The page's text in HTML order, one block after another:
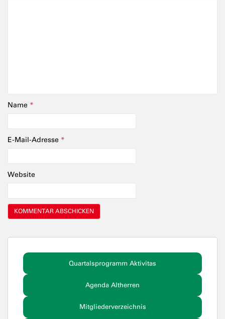
Name *
E-Mail-Adresse *
Website
Quartalsprogramm Aktivitas
Agenda Altherren
Mitgliederverzeichnis